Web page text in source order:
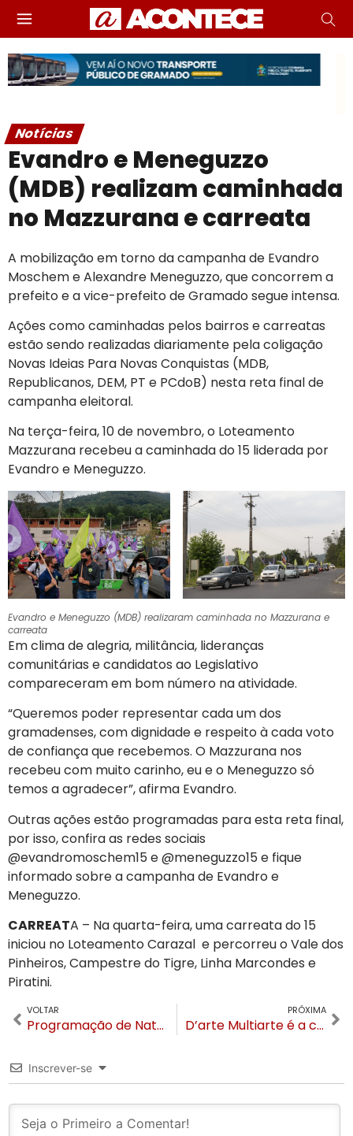
Notícias
Evandro e Meneguzzo
(MDB) realizam caminhada
no Mazzurana e carreata
A mobilização em torno da campanha de Evandro
Moschem e Alexandre Meneguzzo, que concorrem a
prefeito e a vice-prefeito de Gramado segue intensa.
Ações como caminhadas pelos bairros e carreatas
estão sendo realizadas diariamente pela coligação
Novas Ideias Para Novas Conquistas (MDB,
Republicanos, DEM, PT e PCdoB) nesta reta final de
campanha eleitoral.
Na terça-feira, 10 de novembro, o Loteamento
Mazzurana recebeu a caminhada do 15 liderada por
Evandro e Meneguzzo.
Evandro e Meneguzzo (MDB) realizaram caminhada no Mazzurana e
carreata
Em clima de alegria, militância, lideranças
comunitárias e candidatos ao Legislativo
compareceram em bom número na atividade.
“Queremos poder representar cada um dos
gramadenses, com dignidade e respeito à cada voto
de confiança que recebemos. O Mazzurana nos
recebeu com muito carinho, eu e o Meneguzzo só
temos a agradecer”, afirma Evandro.
Outras ações estão programadas para esta reta final,
por isso, confira as redes sociais
@evandromoschem15 e @meneguzzo15 e fique
informado sobre a campanha de Evandro e
Meneguzzo.
CARREATA – Na quarta-feira, uma carreata do 15
iniciou no Loteamento Carazal e percorreu o Vale dos
Pinheiros, Campestre do Tigre, Linha Marcondes e
Piratini.
VOLTAR
Programação de Natal no Mundo a Vapor vai até 31 de janeiro
PRÓXIMA
D’arte Multiarte é a consultoria artística da Pizzaria Cara de Mau
Inscrever-se